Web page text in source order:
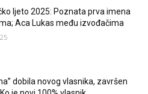
ljeto 2025: Poznata prva imena
Aca Lukas među izvođačima
dobila novog vlasnika, završen